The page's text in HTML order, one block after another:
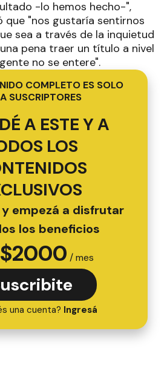
-lo hemos hecho-",
que "nos gustaría sentirnos
sea a través de la inquietud
pena traer un título a nivel
no se entere".
COMPLETO ES SOLO
SUSCRIPTORES
A ESTE Y A
LOS
empezá a disfrutar
los beneficios
$2000 / mes
una cuenta? Ingresá